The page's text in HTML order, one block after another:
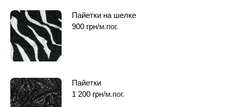
Пайетки на шелке
900 грн/м.пог.
Пайетки
1 200 грн/м.пог.